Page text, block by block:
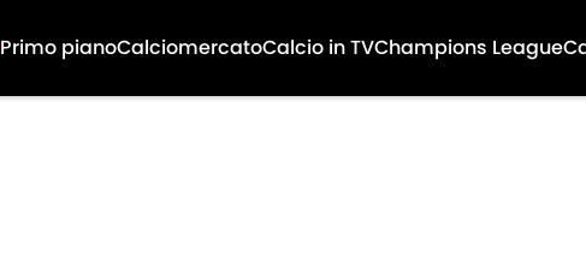
Primo pianoCalciomercatoCalcio in TVChampions League